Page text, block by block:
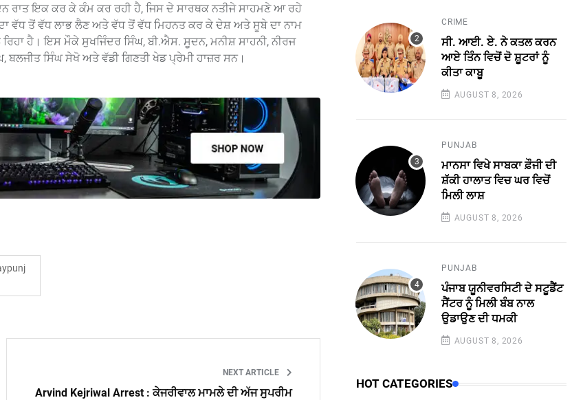
ਰਾਤ ਇਕ ਕਰ ਕੇ ਕੰਮ ਕਰ ਰਹੀ ਹੈ, ਜਿਸ ਦੇ ਸਾਰਥਕ ਨਤੀਜੇ ਸਾਹਮਣੇ ਆ ਰਹੇ
ਵੱਧ ਤੋਂ ਵੱਧ ਲਾਭ ਲੈਣ ਅਤੇ ਵੱਧ ਤੋਂ ਵੱਧ ਮਿਹਨਤ ਕਰ ਕੇ ਦੇਸ਼ ਅਤੇ ਸੂਬੇ ਦਾ ਨਾਮ
ਹੈ। ਇਸ ਮੌਕੇ ਸੁਖਜਿੰਦਰ ਸਿੰਘ, ਬੀ.ਐਸ. ਸੂਦਨ, ਮਨੀਸ਼ ਸਾਹਨੀ, ਨੀਰਜ
ਬਲਜੀਤ ਸਿੰਘ ਸੇਖੋ ਅਤੇ ਵੱਡੀ ਗਿਣਤੀ ਖੇਡ ਪ੍ਰੇਮੀ ਹਾਜ਼ਰ ਸਨ।
NEXT ARTICLE
Arvind Kejriwal Arrest : ਕੇਜਰੀਵਾਲ ਮਾਮਲੇ ਦੀ ਅੱਜ ਸੁਪਰੀਮ
CRIME
ਸੀ. ਆਈ. ਏ. ਨੇ ਕਤਲ ਕਰਨ
ਆਏ ਤਿੰਨ ਵਿਚੋਂ ਦੋ ਸ਼ੂਟਰਾਂ ਨੂੰ
ਕੀਤਾ ਕਾਬੂ
AUGUST 8, 2026
PUNJAB
ਮਾਨਸਾ ਵਿਖੇ ਸਾਬਕਾ ਫ਼ੌਜੀ ਦੀ
ਸ਼ੱਕੀ ਹਾਲਾਤ ਵਿਚ ਘਰ ਵਿਚੋਂ
ਮਿਲੀ ਲਾਸ਼
AUGUST 8, 2026
PUNJAB
ਪੰਜਾਬ ਯੂਨੀਵਰਸਿਟੀ ਦੇ ਸਟੂਡੈਂਟ
ਸੈਂਟਰ ਨੂੰ ਮਿਲੀ ਬੰਬ ਨਾਲ
ਉਡਾਉਣ ਦੀ ਧਮਕੀ
AUGUST 8, 2026
HOT CATEGORIES